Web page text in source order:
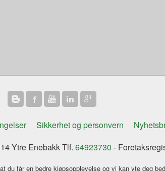
Sikkerhet og personvern
Ytre Enebakk Tlf. 64923730 -
du får en bedre kjøpsopplevelse og vi kan yte deg